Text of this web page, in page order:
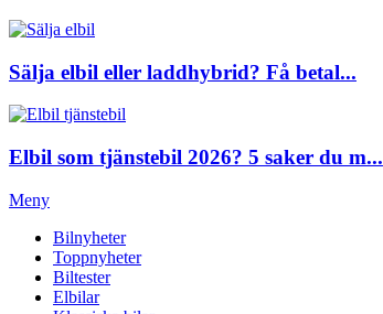
Sälja elbil eller laddhybrid? Få betal...
Elbil som tjänstebil 2026? 5 saker du m...
Meny
Bilnyheter
Toppnyheter
Biltester
Elbilar